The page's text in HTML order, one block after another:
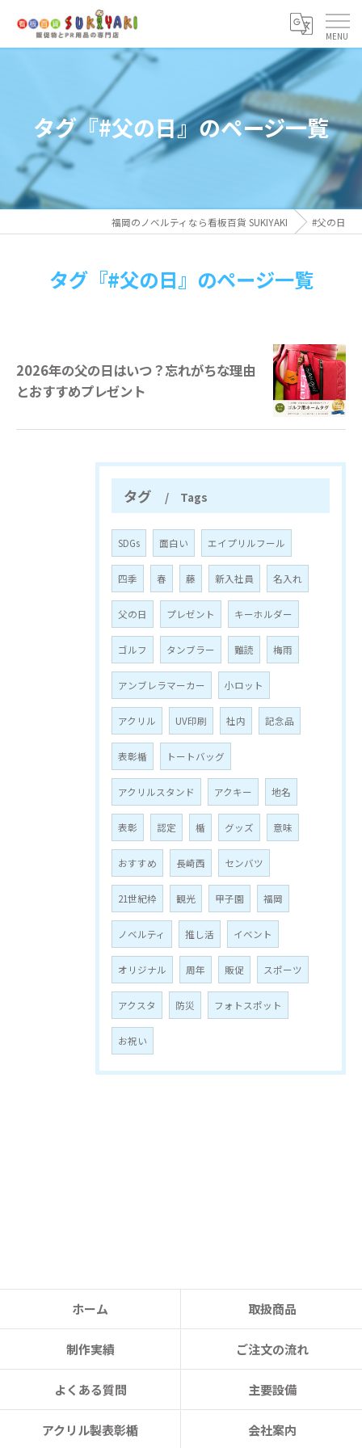
タグ『#父の日』のページ一覧
福岡のノベルティなら看板百貨 SUKIYAKI #父の日
タグ『#父の日』のページ一覧
2026年の父の日はいつ？忘れがちな理由
とおすすめプレゼント
タグ Tags
SDGs 面白い エイプリルフール
四季 春 藤 新入社員 名入れ
父の日 プレゼント キーホルダー
ゴルフ タンブラー 難読 梅雨
アンブレラマーカー 小ロット
アクリル UV印刷 社内 記念品
表彰楯 トートバッグ
アクリルスタンド アクキー 地名
表彰 認定 楯 グッズ 意味
おすすめ 長崎西 センバツ
21世紀枠 観光 甲子園 福岡
ノベルティ 推し活 イベント
オリジナル 周年 販促 スポーツ
アクスタ 防災 フォトスポット
お祝い
ホーム 取扱商品
制作実績 ご注文の流れ
よくある質問 主要設備
アクリル製表彰楯 会社案内
お問い合わせはこちら